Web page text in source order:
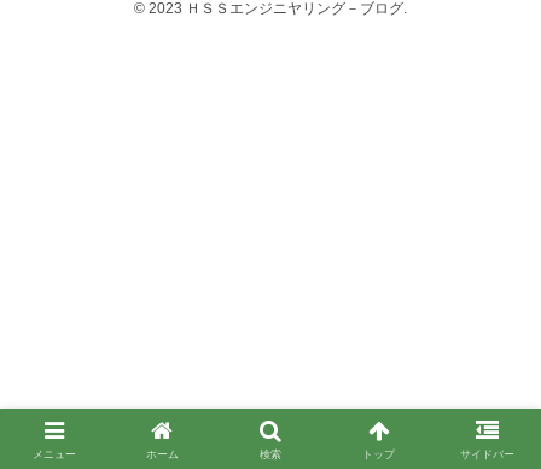
© 2023 ＨＳＳエンジニヤリング－ブログ.
メニュー ホーム 検索 トップ サイドバー